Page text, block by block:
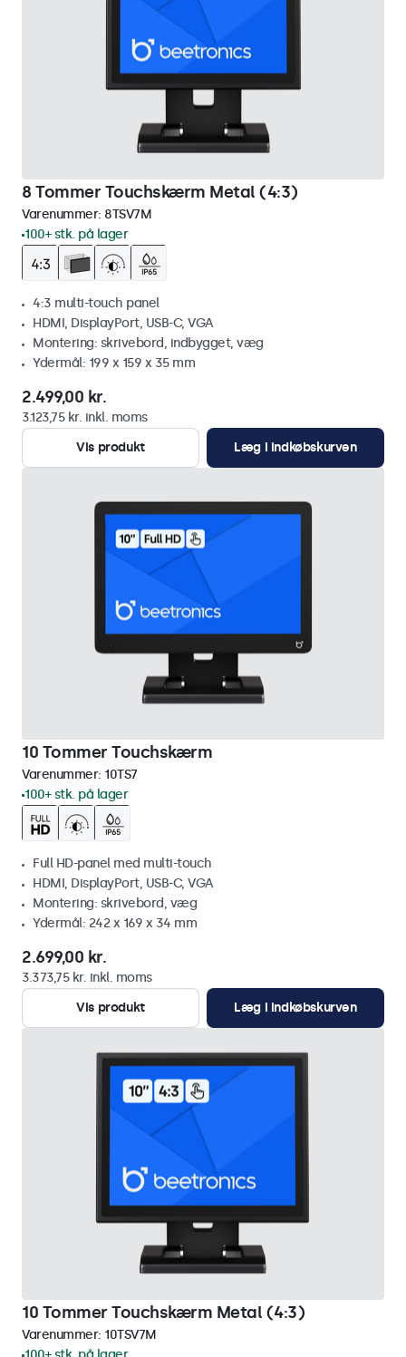
8 Tommer Touchskærm Metal (4:3)
Varenummer: 8TSV7M
100+ stk. på lager
4:3 multi-touch panel
HDMI, DisplayPort, USB-C, VGA
Montering: skrivebord, indbygget, væg
Ydermål: 199 x 159 x 35 mm
2.499,00 kr.
3.123,75 kr. inkl. moms
Vis produkt
Læg i indkøbskurven
10 Tommer Touchskærm
Varenummer: 10TS7
100+ stk. på lager
Full HD-panel med multi-touch
HDMI, DisplayPort, USB-C, VGA
Montering: skrivebord, væg
Ydermål: 242 x 169 x 34 mm
2.699,00 kr.
3.373,75 kr. inkl. moms
Vis produkt
Læg i indkøbskurven
10 Tommer Touchskærm Metal (4:3)
Varenummer: 10TSV7M